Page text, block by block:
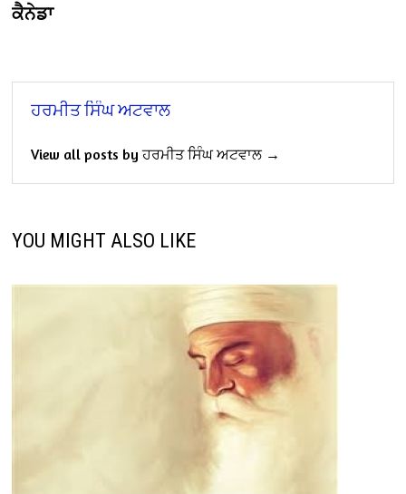
ਕੈਨੇਡਾ
ਹਰਮੀਤ ਸਿੰਘ ਅਟਵਾਲ
View all posts by ਹਰਮੀਤ ਸਿੰਘ ਅਟਵਾਲ →
YOU MIGHT ALSO LIKE